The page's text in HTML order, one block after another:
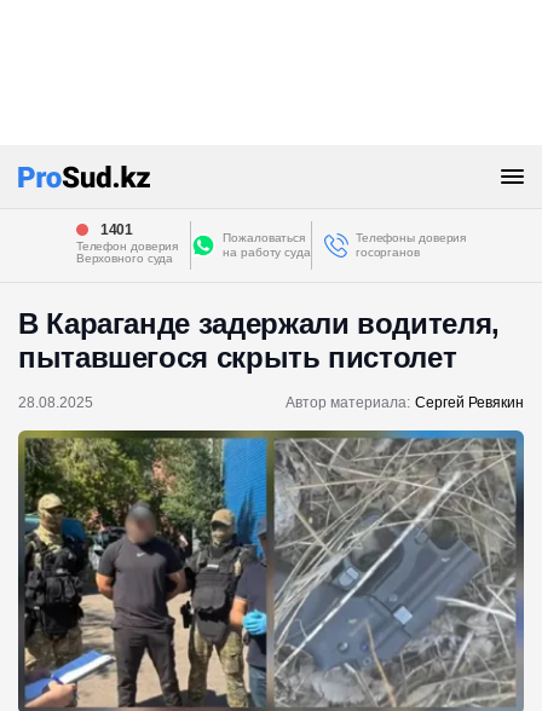
1401
Телефон доверия
Верховного суда
Пожаловаться
на работу суда
Телефоны доверия
госорганов
В Караганде задержали водителя,
пытавшегося скрыть пистолет
28.08.2025 Автор материала: Сергей Ревякин